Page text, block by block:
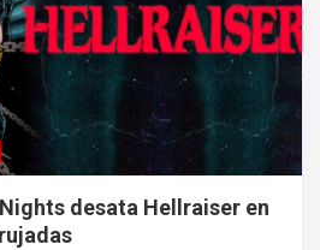
desata Hellraiser en